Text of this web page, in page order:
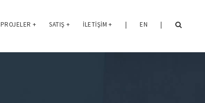
PROJELER + SATIŞ + İLETIŞIM + | EN |